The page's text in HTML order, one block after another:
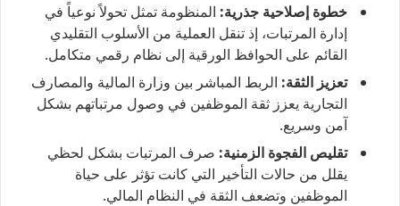
خطوة إصلاحية جذرية: المنظومة تمثل تحولاً نوعياً في
إدارة المرتبات، إذ تنقل العملية من الأسلوب التقليدي
القائم على الحوافظ الورقية إلى نظام رقمي متكامل.
تعزيز الثقة: الربط المباشر بين وزارة المالية والمصارف
التجارية يعزز ثقة الموظفين في وصول مرتباتهم بشكل
آمن وسريع.
تقليص الفجوة الزمنية: صرف المرتبات بشكل لحظي
يقلل من حالات التأخير التي كانت تؤثر على حياة
الموظفين وتضعف الثقة في النظام المالي.